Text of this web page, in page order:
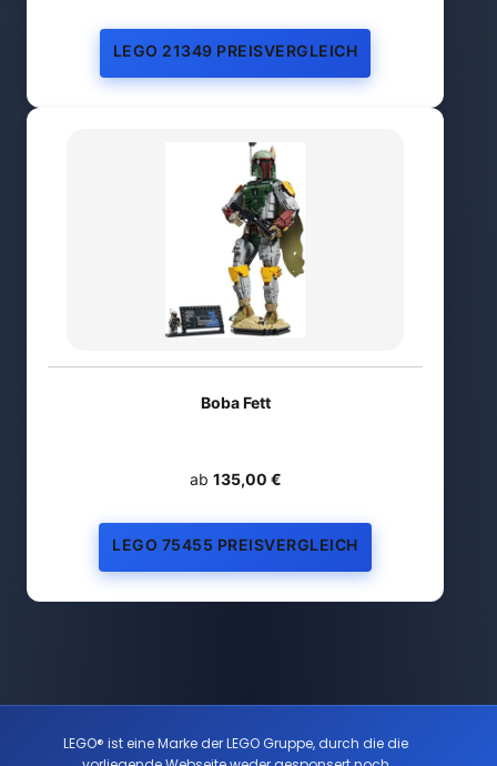
LEGO 21349 PREISVERGLEICH
Boba Fett
ab 135,00 €
LEGO 75455 PREISVERGLEICH
LEGO® ist eine Marke der LEGO Gruppe, durch die die